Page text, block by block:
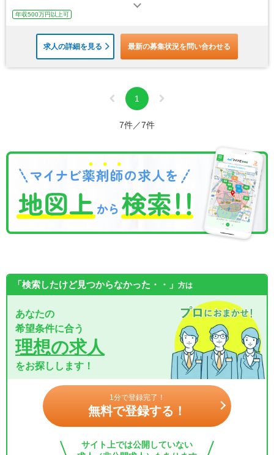
年収500万円以上可
求人の詳細を見る 最新の募集状況を問い合わせる
1
7件／7件
「検索したけど見つからなかった・・」 方は
あなたの
希望条件に合う
理想の求人
をお探しします！
1分で登録完了！
無料で登録する！
サイト上では公開していない